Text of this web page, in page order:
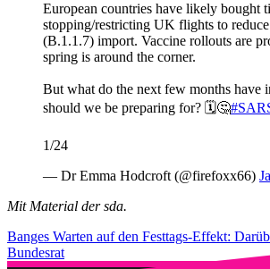
European countries have likely bought
stopping/restricting UK flights to
(B.1.1.7) import. Vaccine rollouts are
spring is around the corner.
But what do the next few months have
should we be preparing for? 🗓️🤔
1/24
— Dr Emma Hodcroft (@firefoxx66)
Mit Material der sda.
Banges Warten auf den Festtags-Effekt:
Bundesrat